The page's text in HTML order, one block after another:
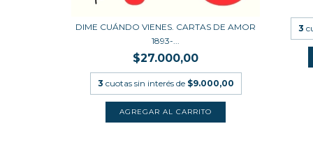
DIME CUÁNDO VIENES. CARTAS DE AMOR
1893-...
$27.000,00
3 cuotas sin interés de $9.000,00
3